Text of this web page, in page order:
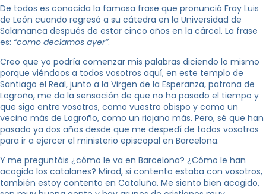
De todos es conocida la famosa frase que pronunció Fray Luis
de León cuando regresó a su cátedra en la Universidad de
Salamanca después de estar cinco años en la cárcel. La frase
es: “como decíamos ayer”.
Creo que yo podría comenzar mis palabras diciendo lo mismo
porque viéndoos a todos vosotros aquí, en este templo de
Santiago el Real, junto a la Virgen de la Esperanza, patrona de
Logroño, me da la sensación de que no ha pasado el tiempo y
que sigo entre vosotros, como vuestro obispo y como un
vecino más de Logroño, como un riojano más. Pero, sé que han
pasado ya dos años desde que me despedí de todos vosotros
para ir a ejercer el ministerio episcopal en Barcelona.
Y me preguntáis ¿cómo le va en Barcelona? ¿Cómo le han
acogido los catalanes? Mirad, si contento estaba con vosotros,
también estoy contento en Cataluña. Me siento bien acogido,